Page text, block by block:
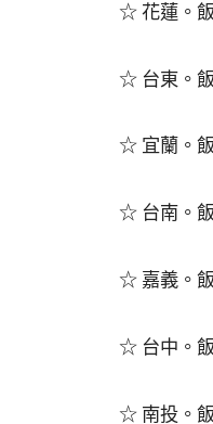
☆ 花蓮。
☆ 台東。
☆ 宜蘭。
☆ 台南。
☆ 嘉義。
☆ 台中。
☆ 南投。